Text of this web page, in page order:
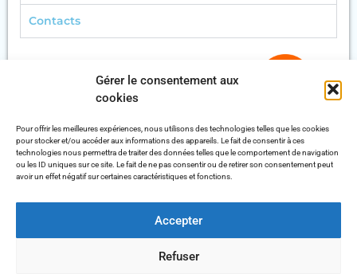
Gérer le consentement aux
cookies
Pour offrir les meilleures expériences, nous utilisons des technologies telles que les cookies
pour stocker et/ou accéder aux informations des appareils. Le fait de consentir à ces
technologies nous permettra de traiter des données telles que le comportement de navigation
ou les ID uniques sur ce site. Le fait de ne pas consentir ou de retirer son consentement peut
avoir un effet négatif sur certaines caractéristiques et fonctions.
Accepter
Refuser
Contacts
50 Rue Ferdinand Buisson 62100 Calais